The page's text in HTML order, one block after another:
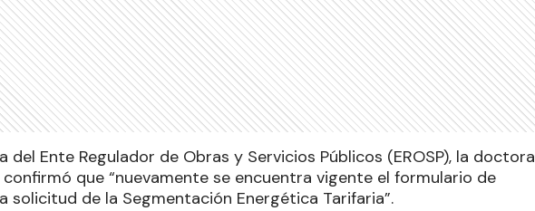
del Ente Regulador de Obras y Servicios Públicos (EROSP), la doctora
confirmó que “nuevamente se encuentra vigente el formulario de
solicitud de la Segmentación Energética Tarifaria”.